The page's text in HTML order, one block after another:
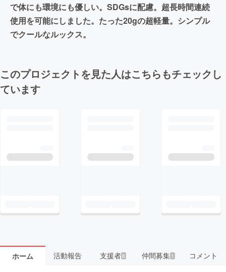
で体にも環境にも優しい。SDGsに配慮。超長時間連続
使用を可能にしました。たった20gの超軽量。シンプル
でクールなルックス。
このプロジェクトを見た人はこちらもチェックし
ています
ホーム 活動報告 支援者6 仲間募集 1 コメント